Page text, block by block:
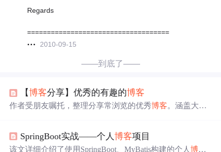
Regards
====================================
2010-09-15
——到底了——
【博客分享】优秀的有趣的博客
作者受朋友嘱托，整理分享常浏览的优秀博客。涵盖大牛
类 博客等，也期待大家留言推荐更多。
SpringBoot实战——个人博客项目
该文详细介绍了使用SpringBoot、MyBatis构建的个人博客